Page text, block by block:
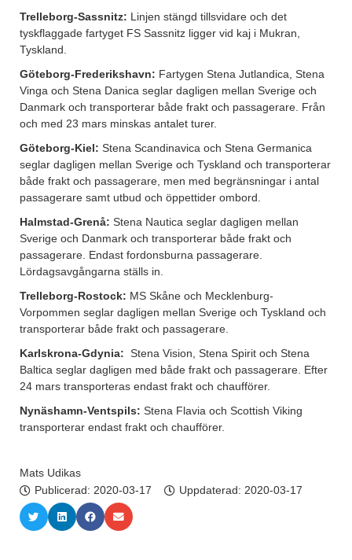
Trelleborg-Sassnitz: Linjen stängd tillsvidare och det
tyskflaggade fartyget FS Sassnitz ligger vid kaj i Mukran,
Tyskland.
Göteborg-Frederikshavn: Fartygen Stena Jutlandica, Stena
Vinga och Stena Danica seglar dagligen mellan Sverige och
Danmark och transporterar både frakt och passagerare. Från
och med 23 mars minskas antalet turer.
Göteborg-Kiel: Stena Scandinavica och Stena Germanica
seglar dagligen mellan Sverige och Tyskland och transporterar
både frakt och passagerare, men med begränsningar i antal
passagerare samt utbud och öppettider ombord.
Halmstad-Grenå: Stena Nautica seglar dagligen mellan
Sverige och Danmark och transporterar både frakt och
passagerare. Endast fordonsburna passagerare.
Lördagsavgångarna ställs in.
Trelleborg-Rostock: MS Skåne och Mecklenburg-
Vorpommen seglar dagligen mellan Sverige och Tyskland och
transporterar både frakt och passagerare.
Karlskrona-Gdynia: Stena Vision, Stena Spirit och Stena
Baltica seglar dagligen med både frakt och passagerare. Efter
24 mars transporteras endast frakt och chaufförer.
Nynäshamn-Ventspils: Stena Flavia och Scottish Viking
transporterar endast frakt och chaufförer.
Mats Udikas
Publicerad: 2020-03-17 Uppdaterad: 2020-03-17